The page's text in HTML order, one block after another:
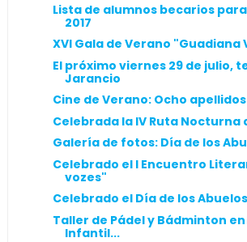
Lista de alumnos becarios
2017
XVI Gala de Verano "Guadiana
El próximo viernes 29 de julio,
Jarancio
Cine de Verano: Ocho
Celebrada la IV Ruta Nocturna
Galería de fotos: Día de los
Celebrado el I Encuentro
vozes"
Celebrado el Día de los Abuelos
Taller de Pádel y Bádminton en
Infantil...